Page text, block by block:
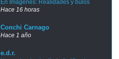
En Imágenes: Realidades y bulos
Hace 16 horas
Conchi Carnago
Hace 1 año
e.d.r.